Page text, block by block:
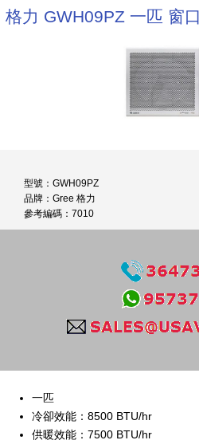
格力 GWH09PZ 一匹 窗
型號：GWH09PZ
品牌：Gree 格力
參考編碼：7010
一匹
冷卻效能：8500 BTU/hr
供暖效能：7500 BTU/hr